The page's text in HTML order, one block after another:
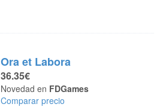
Ora et Labora
36.35€
Novedad en FDGames
Comparar precio